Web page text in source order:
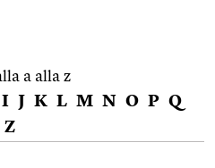
a alla z
I J K L M N O P Q
Z